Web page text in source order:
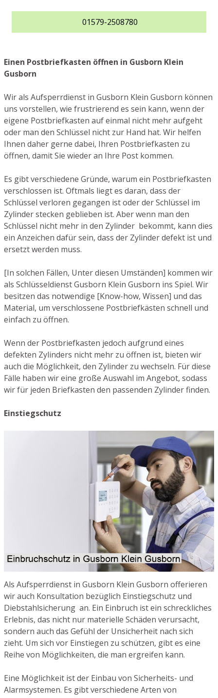
01579-2508780
Einen Postbriefkasten öffnen in Gusborn Klein
Gusborn
Wir als Aufsperrdienst in Gusborn Klein Gusborn können
uns vorstellen, wie frustrierend es sein kann, wenn der
eigene Postbriefkasten auf einmal nicht mehr aufgeht
oder man den Schlüssel nicht zur Hand hat. Wir helfen
Ihnen daher gerne dabei, Ihren Postbriefkasten zu
öffnen, damit Sie wieder an Ihre Post kommen.
Es gibt verschiedene Gründe, warum ein Postbriefkasten
verschlossen ist. Oftmals liegt es daran, dass der
Schlüssel verloren gegangen ist oder der Schlüssel im
Zylinder stecken geblieben ist. Aber wenn man den
Schlüssel nicht mehr in den Zylinder bekommt, kann dies
ein Anzeichen dafür sein, dass der Zylinder defekt ist und
ersetzt werden muss.
[In solchen Fällen, Unter diesen Umständen] kommen wir
als Schlüsseldienst Gusborn Klein Gusborn ins Spiel. Wir
besitzen das notwendige [Know-how, Wissen] und das
Material, um verschlossene Postbriefkästen schnell und
einfach zu öffnen.
Wenn der Postbriefkasten jedoch aufgrund eines
defekten Zylinders nicht mehr zu öffnen ist, bieten wir
auch die Möglichkeit, den Zylinder zu wechseln. Für diese
Fälle haben wir eine große Auswahl im Angebot, sodass
wir für jeden Briefkasten den passenden Zylinder finden.
Einstiegschutz
Als Aufsperrdienst in Gusborn Klein Gusborn offerieren
wir auch Konsultation bezüglich Einstiegschutz und
Diebstahlsicherung an. Ein Einbruch ist ein schreckliches
Erlebnis, das nicht nur materielle Schäden verursacht,
sondern auch das Gefühl der Unsicherheit nach sich
zieht. Um sich vor Einstiegen zu schützen, gibt es eine
Reihe von Möglichkeiten, die man ergreifen kann.
Eine Möglichkeit ist der Einbau von Sicherheits- und
Alarmsystemen. Es gibt verschiedene Arten von